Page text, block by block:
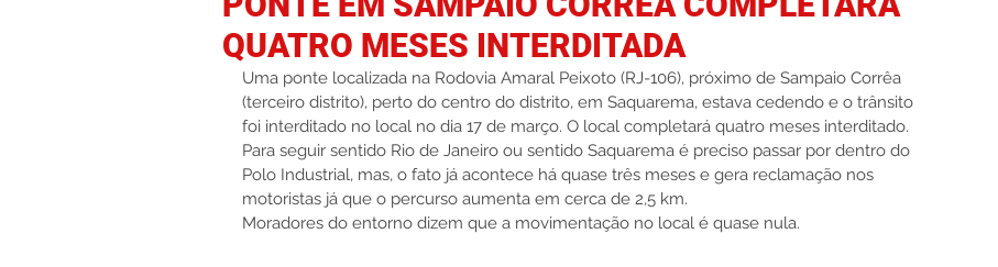
QUATRO MESES INTERDITADA
Uma ponte localizada na Rodovia Amaral Peixoto (RJ-106), próximo de Sampaio Corrêa
(terceiro distrito), perto do centro do distrito, em Saquarema, estava cedendo e o trânsito
foi interditado no local no dia 17 de março. O local completará quatro meses interditado.
Para seguir sentido Rio de Janeiro ou sentido Saquarema é preciso passar por dentro do
Polo Industrial, mas, o fato já acontece há quase três meses e gera reclamação nos
motoristas já que o percurso aumenta em cerca de 2,5 km.
Moradores do entorno dizem que a movimentação no local é quase nula.